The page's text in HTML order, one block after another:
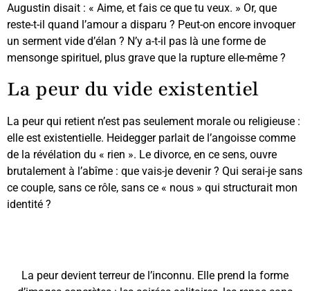
Augustin disait : « Aime, et fais ce que tu veux. » Or, que
reste-t-il quand l’amour a disparu ? Peut-on encore invoquer
un serment vide d’élan ? N’y a-t-il pas là une forme de
mensonge spirituel, plus grave que la rupture elle-même ?
La peur du vide existentiel
La peur qui retient n’est pas seulement morale ou religieuse :
elle est existentielle. Heidegger parlait de l’angoisse comme
de la révélation du « rien ». Le divorce, en ce sens, ouvre
brutalement à l’abîme : que vais-je devenir ? Qui serai-je sans
ce couple, sans ce rôle, sans ce « nous » qui structurait mon
identité ?
La peur devient terreur de l’inconnu. Elle prend la forme